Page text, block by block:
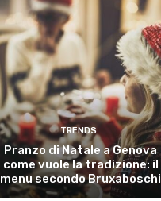
TRENDS
Pranzo di Natale a Genova
come vuole la tradizione: il
menu secondo Bruxaboschi